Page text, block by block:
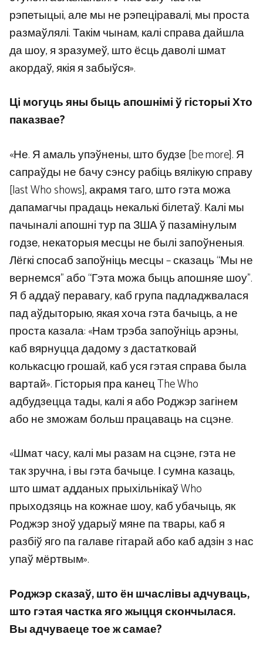
рэпетыцыі, але мы не рэпеціравалі, мы проста
размаўлялі. Такім чынам, калі справа дайшла
да шоу, я зразумеў, што ёсць даволі шмат
акордаў, якія я забыўся».
Ці могуць яны быць апошнімі ў гісторыі Хто
паказвае?
«Не. Я амаль упэўнены, што будзе [be more]. Я
сапраўды не бачу сэнсу рабіць вялікую справу
[last Who shows], акрамя таго, што гэта можа
дапамагчы прадаць некалькі білетаў. Калі мы
пачыналі апошні тур па ЗША ў пазамінулым
годзе, некаторыя месцы не былі запоўненыя.
Лёгкі спосаб запоўніць месцы – сказаць “Мы не
вернемся” або “Гэта можа быць апошняе шоу”.
Я б аддаў перавагу, каб група падладжвалася
пад аўдыторыю, якая хоча гэта бачыць, а не
проста казала: «Нам трэба запоўніць арэны,
каб вярнуцца дадому з дастатковай
колькасцю грошай, каб уся гэтая справа была
вартай». Гісторыя пра канец The Who
адбудзецца тады, калі я або Роджэр загінем
або не зможам больш працаваць на сцэне.
«Шмат часу, калі мы разам на сцэне, гэта не
так зручна, і вы гэта бачыце. І сумна казаць,
што шмат адданых прыхільнікаў Who
прыходзяць на кожнае шоу, каб убачыць, як
Роджэр зноў ударыў мяне па твары, каб я
разбіў яго па галаве гітарай або каб адзін з нас
упаў мёртвым».
Роджэр сказаў, што ён шчаслівы адчуваць,
што гэтая частка яго жыцця скончылася.
Вы адчуваеце тое ж самае?